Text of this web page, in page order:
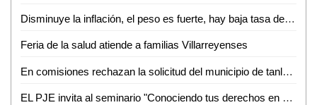
Disminuye la inflación, el peso es fuerte, hay baja tasa de desempleo, y hay buen crecimiento económico: AMLO
Feria de la salud atiende a familias Villarreyenses
En comisiones rechazan la solicitud del municipio de tanlajás para pedir un préstamo por tres millones de pesos
EL PJE invita al seminario "Conociendo tus derechos en materia familiar"